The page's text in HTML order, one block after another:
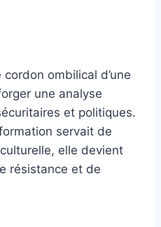
ombilical d’une
une analyse
et politiques.
servait de
elle devient
résistance et de